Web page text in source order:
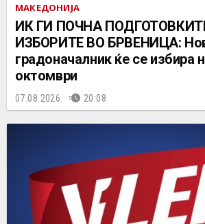
МАКЕДОНИЈА
ИК ГИ ПОЧНА
ИЗБОРИТЕ ВО БРВЕНИЦА:
градоначалник ќе се избира
октомври
07.08.2026. 20:08